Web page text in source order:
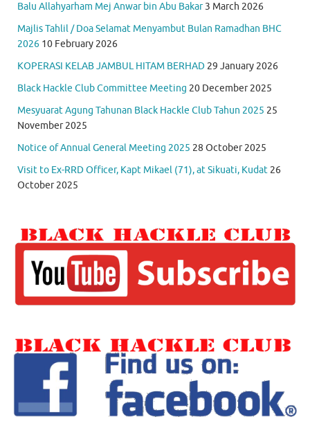
Balu Allahyarham Mej Anwar bin Abu Bakar 3 March 2026
Majlis Tahlil / Doa Selamat Menyambut Bulan Ramadhan BHC
2026 10 February 2026
KOPERASI KELAB JAMBUL HITAM BERHAD 29 January 2026
Black Hackle Club Committee Meeting 20 December 2025
Mesyuarat Agung Tahunan Black Hackle Club Tahun 2025 25
November 2025
Notice of Annual General Meeting 2025 28 October 2025
Visit to Ex-RRD Officer, Kapt Mikael (71), at Sikuati, Kudat 26
October 2025